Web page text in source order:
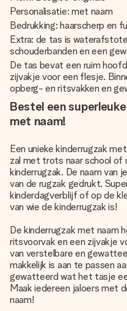
Personalisatie: met naam
Bedrukking: haarscherp en
Extra: de tas is
schouderbanden en een
De tas bevat een ruim
zijvakje voor een flesje.
opberg- en ritsvakken en
Bestel een
met naam!
Een unieke kinderrugzak
zal met trots naar school of
kinderrugzak. De naam van
van de rugzak gedrukt.
kinderdagverblijf of op de
van wie de kinderrugzak is!
De kinderrugzak met naam
ritsvoorvak en een zijvakje
van verstelbare en
makkelijk is aan te passen
gewatteerd wat het tasje
Maak iedereen jaloers met
naam!